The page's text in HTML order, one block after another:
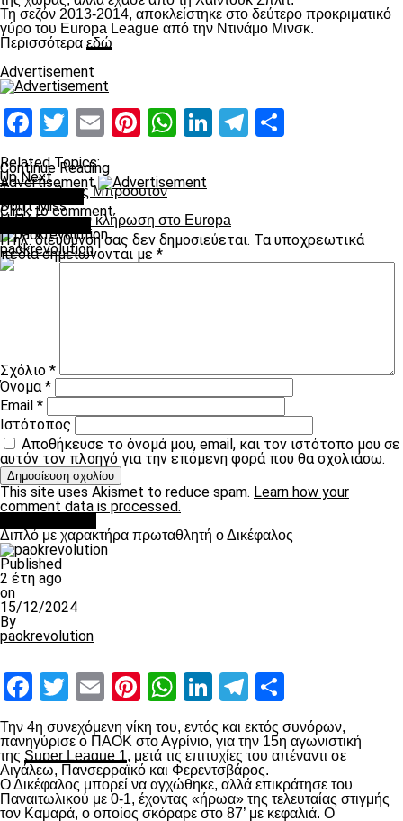
Τη σεζόν 2013-2014, αποκλείστηκε στο δεύτερο προκριματικό
γύρο του Europa League από την Ντινάμο Μινσκ.
Περισσότερα εδώ
Advertisement
Facebook
Twitter
EmailPinterest
WhatsApp
LinkedIn
Telegram
Related Topics:
Up Next
Το προφίλ της Μπρόουτον
Don't Miss
H ΠΑΕ για την κλήρωση στο Europa
paokrevolution
Continue Reading
Advertisement
Click to comment
Η ηλ. διεύθυνση σας δεν δημοσιεύεται. Τα υποχρεωτικά
πεδία σημειώνονται με *
Σχόλιο *
Όνομα*
Email *
Ιστότοπος
Αποθήκευσε το όνομά μου, email, και τον ιστότοπο μου σε
αυτόν τον πλοηγό για την επόμενη φορά που θα σχολιάσω.
This site uses Akismet to reduce spam. Learn how your
comment data is processed.
Διπλό με χαρακτήρα πρωταθλητή ο Δικέφαλος
Published
2 έτη ago
on
15/12/2024
By
paokrevolution
Facebook
Twitter
EmailPinterest
WhatsApp
LinkedIn
Telegram
Την 4η συνεχόμενη νίκη του, εντός και εκτός συνόρων,
πανηγύρισε ο ΠΑΟΚ στο Αγρίνιο, για την 15η αγωνιστική
της Super League 1, μετά τις επιτυχίες του απέναντι σε
Αιγάλεω, Πανσερραϊκό και Φερεντσβάρος.
Ο Δικέφαλος μπορεί να αγχώθηκε, αλλά επικράτησε του
Παναιτωλικού με 0-1, έχοντας «ήρωα» της τελευταίας στιγμής
τον Καμαρά, ο οποίος σκόραρε στο 87’ με κεφαλιά. Ο